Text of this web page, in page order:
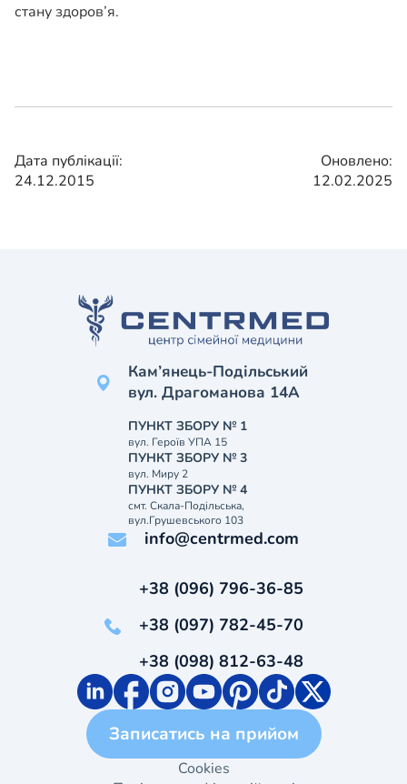
стану здоров’я.
Дата публікації:
24.12.2015
Оновлено:
12.02.2025
Кам’янець-Подільський
вул. Драгоманова 14А
ПУНКТ ЗБОРУ № 1
вул. Героїв УПА 15
ПУНКТ ЗБОРУ № 3
вул. Миру 2
ПУНКТ ЗБОРУ № 4
смт. Скала-Подільська,
вул.Грушевського 103
info@centrmed.com
+38 (096) 796-36-85
+38 (097) 782-45-70
+38 (098) 812-63-48
Записатись на прийом
Cookies